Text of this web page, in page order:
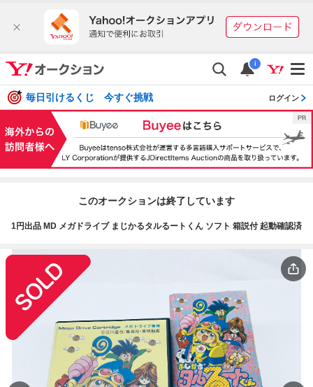
i
毎日引けるくじ 今すぐ挑戦 ログイン
このオークションは終了しています
1円出品 MD メガドライブ まじかるタルるートくん ソフト 箱説付 起動確認済